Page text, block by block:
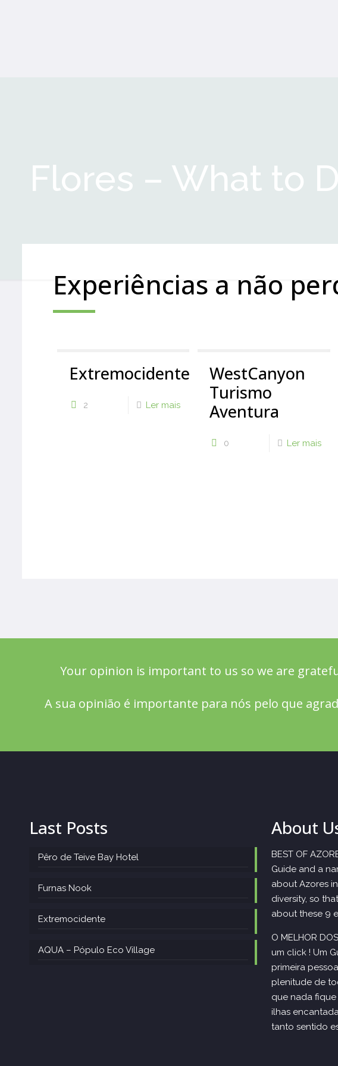
Flores – What to
Experiências a não
Extremocidente
2 Ler mais
WestCanyon
Turismo
Aventura
0 Ler mais
Your opinion is important to us so we are
A sua opinião é importante para nós pelo que
Last Posts
Pêro de Teive Bay Hotel
Furnas Nook
Extremocidente
AQUA – Pópulo Eco Village
About
BEST OF
Guide and a
about Azores
diversity, so
about these 9
O MELHOR
um click ! Um
primeira
plenitude de
que nada
ilhas
tanto sentido